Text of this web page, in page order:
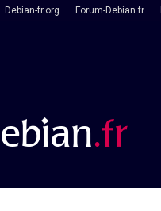
Debian-fr.org Forum-Debian.fr